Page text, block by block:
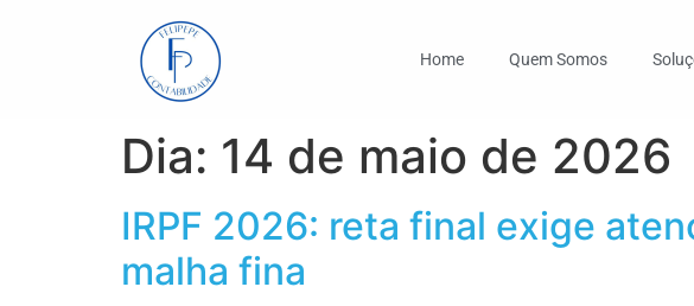
Home Quem Somos
Dia: 14 de maio de 2026
IRPF 2026: reta final exige
malha fina